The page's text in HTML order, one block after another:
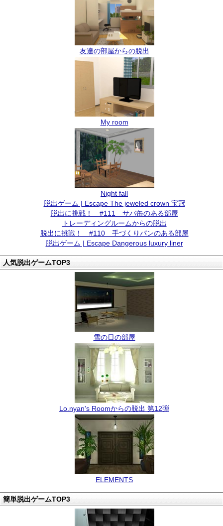
友達の部屋からの脱出
My room
Night fall
脱出ゲーム | Escape The jeweled crown 宝冠
脱出に挑戦！ #111 サバ缶のある部屋
トレーディングルームからの脱出
脱出に挑戦！ #110 手づくりパンのある部屋
脱出ゲーム | Escape Dangerous luxury liner
人気脱出ゲームTOP3
雪の日の部屋
Lo.nyan's Roomからの脱出 第12弾
ELEMENTS
簡単脱出ゲームTOP3